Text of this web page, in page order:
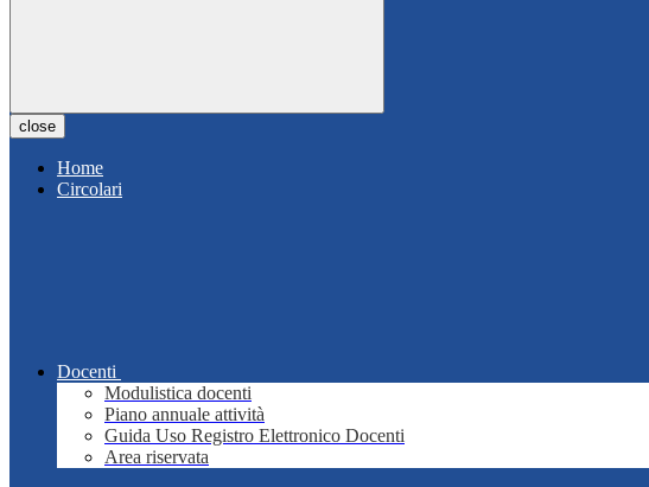
close
Home
Circolari
Docenti
Modulistica docenti
Piano annuale attività
Guida Uso Registro Elettronico Docenti
Area riservata